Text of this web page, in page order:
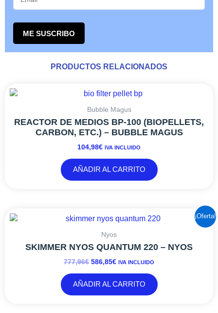
ME SUSCRIBO
PRODUCTOS RELACIONADOS
Bubble Magus
REACTOR DE MEDIOS BP-100 (BIOPELLETS,
CARBON, ETC.) – BUBBLE MAGUS
104,98€ IVA INCLUIDO
AÑADIR AL CARRITO
¡Oferta!
Nyos
SKIMMER NYOS QUANTUM 220 – NYOS
777,96€
PRECIO
ORIGINAL
ERA:
777,96€.
586,85€
PRECIO
ACTUAL
ES:
IVA INCLUIDO
AÑADIR AL CARRITO